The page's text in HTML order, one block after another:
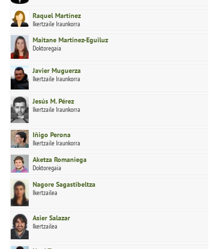
Raquel Martínez
Ikertzaile Iraunkorra
Maitane Martinez-Eguiluz
Doktoregaia
Javier Muguerza
Ikertzaile Iraunkorra
Jesús M. Pérez
Ikertzaile Iraunkorra
Iñigo Perona
Ikertzaile Iraunkorra
Aketza Romaniega
Doktoregaia
Nagore Sagastibeltza
Ikertzailea
Asier Salazar
Ikertzailea